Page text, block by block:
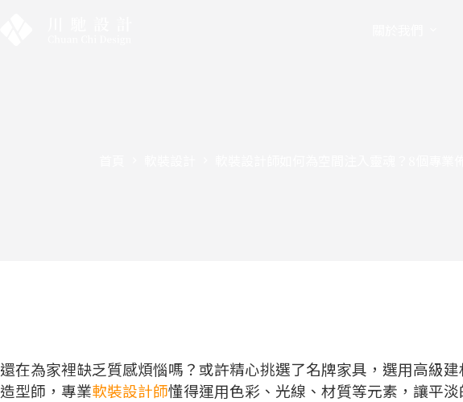
還在為家裡缺乏質感煩惱嗎？或許精心挑選了名牌家具，選用高級
造型師，專業軟裝設計師懂得運用色彩、光線、材質等元素，讓平